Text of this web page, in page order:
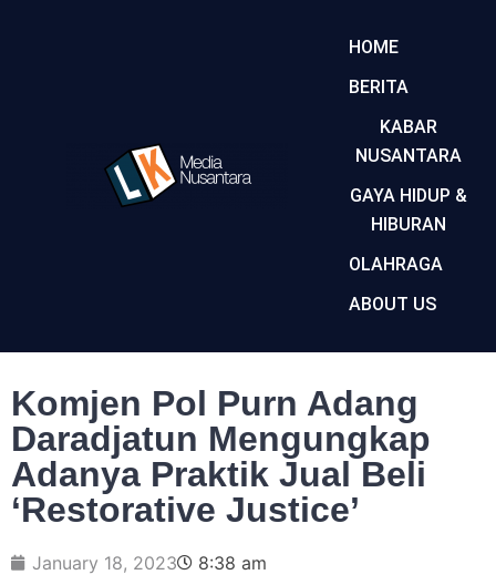
HOME
BERITA
KABAR
NUSANTARA
GAYA HIDUP &
HIBURAN
OLAHRAGA
ABOUT US
Komjen Pol Purn Adang
Daradjatun Mengungkap
Adanya Praktik Jual Beli
‘Restorative Justice’
January 18, 2023 8:38 am